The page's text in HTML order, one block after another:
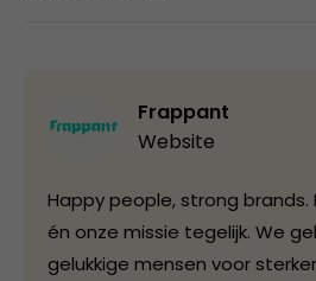
Frappant
Website
Happy people, strong
én onze missie tegelijk. We
gelukkige mensen voor